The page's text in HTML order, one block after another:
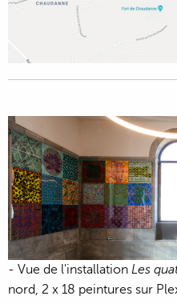
- Vue de l'installation Les
nord, 2 x 18 peintures sur